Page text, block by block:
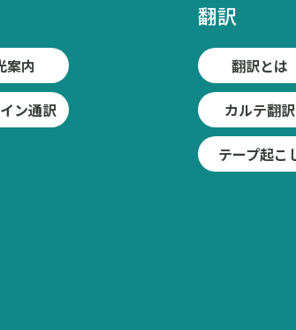
案内
ン通訳
翻訳
翻訳とは
カルテ翻訳
テープ起こ